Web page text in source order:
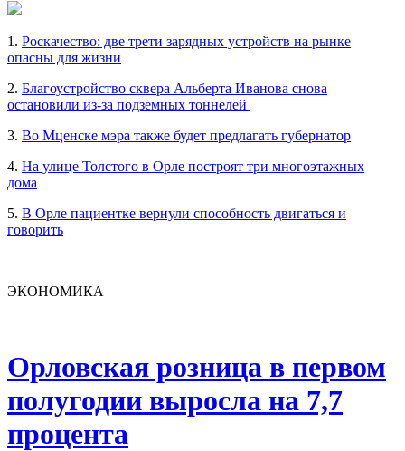
1. Роскачество: две трети зарядных устройств на рынке
опасны для жизни
2. Благоустройство сквера Альберта Иванова снова
остановили из-за подземных тоннелей
3. Во Мценске мэра также будет предлагать губернатор
4. На улице Толстого в Орле построят три многоэтажных
дома
5. В Орле пациентке вернули способность двигаться и
говорить
ЭКОНОМИКА
Орловская розница в первом
полугодии выросла на 7,7
процента